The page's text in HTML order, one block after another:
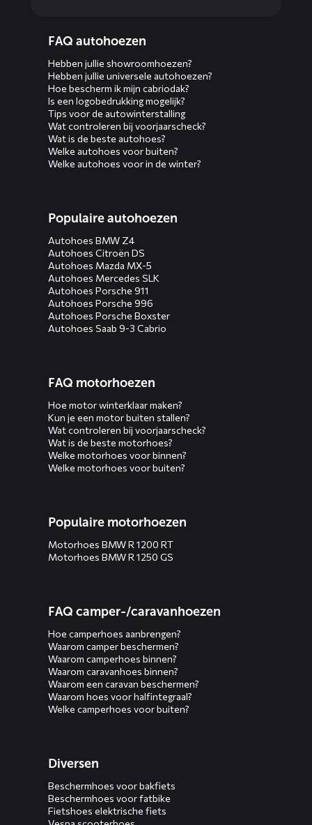
menusFAQ autohoezen
Hebben jullie showroomhoezen?
Hebben jullie universele autohoezen?
Hoe bescherm ik mijn cabriodak?
Is een logobedrukking mogelijk?
Tips voor de autowinterstalling
Wat controleren bij voorjaarscheck?
Wat is de beste autohoes?
Welke autohoes voor buiten?
Welke autohoes voor in de winter?
Populaire autohoezen
Autohoes BMW Z4
Autohoes Citroën DS
Autohoes Mazda MX-5
Autohoes Mercedes SLK
Autohoes Porsche 911
Autohoes Porsche 996
Autohoes Porsche Boxster
Autohoes Saab 9-3 Cabrio
FAQ motorhoezen
Hoe motor winterklaar maken?
Kun je een motor buiten stallen?
Wat controleren bij voorjaarscheck?
Wat is de beste motorhoes?
Welke motorhoes voor binnen?
Welke motorhoes voor buiten?
Populaire motorhoezen
Motorhoes BMW R 1200 RT
Motorhoes BMW R 1250 GS
FAQ camper-/caravanhoezen
Hoe camperhoes aanbrengen?
Waarom camper beschermen?
Waarom camperhoes binnen?
Waarom caravanhoes binnen?
Waarom een caravan beschermen?
Waarom hoes voor halfintegraal?
Welke camperhoes voor buiten?
Diversen
Beschermhoes voor bakfiets
Beschermhoes voor fatbike
Fietshoes elektrische fiets